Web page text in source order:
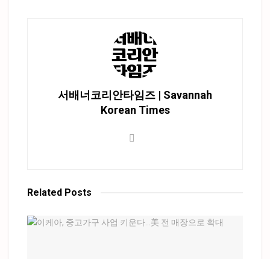
서배너코리안타임즈 | Savannah
Korean Times
Related Posts